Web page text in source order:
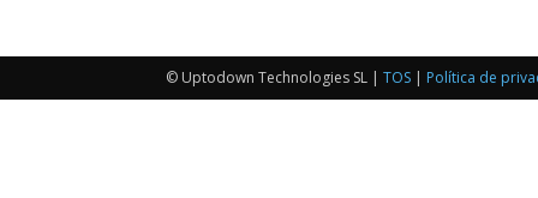
© Uptodown Technologies SL | TOS | Política de